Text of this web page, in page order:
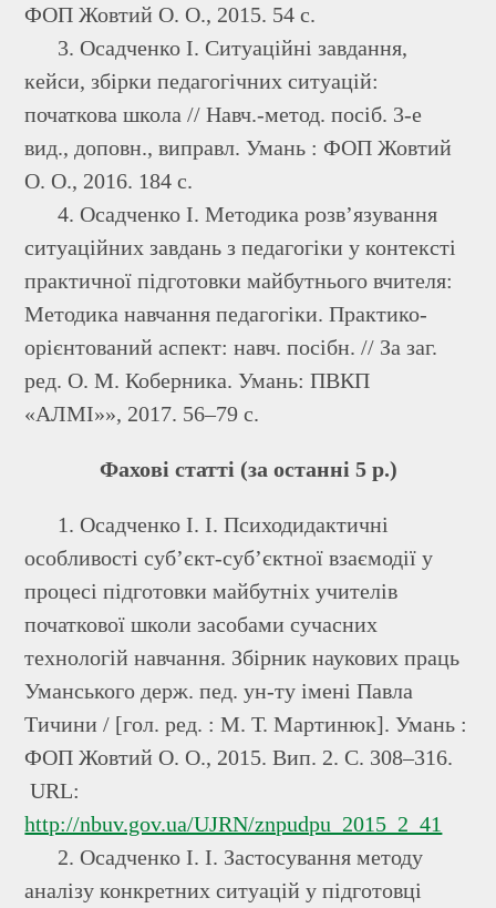
ФОП Жовтий О. О., 2015. 54 с.
3. Осадченко І. Ситуаційні завдання,
кейси, збірки педагогічних ситуацій:
початкова школа // Навч.-метод. посіб. 3-е
вид., доповн., виправл. Умань : ФОП Жовтий
О. О., 2016. 184 с.
4. Осадченко І. Методика розв’язування
ситуаційних завдань з педагогіки у контексті
практичної підготовки майбутнього вчителя:
Методика навчання педагогіки. Практико-
орієнтований аспект: навч. посібн. // За заг.
ред. О. М. Коберника. Умань: ПВКП
«АЛМІ»», 2017. 56–79 с.
Фахові статті (за останні 5 р.)
1. Осадченко І. І. Психодидактичні
особливості суб’єкт-суб’єктної взаємодії у
процесі підготовки майбутніх учителів
початкової школи засобами сучасних
технологій навчання. Збірник наукових праць
Уманського держ. пед. ун-ту імені Павла
Тичини / [гол. ред. : М. Т. Мартинюк]. Умань :
ФОП Жовтий О. О., 2015. Вип. 2. С. 308–316.
URL:
http://nbuv.gov.ua/UJRN/znpudpu_2015_2_41
2. Осадченко І. І. Застосування методу
аналізу конкретних ситуацій у підготовці